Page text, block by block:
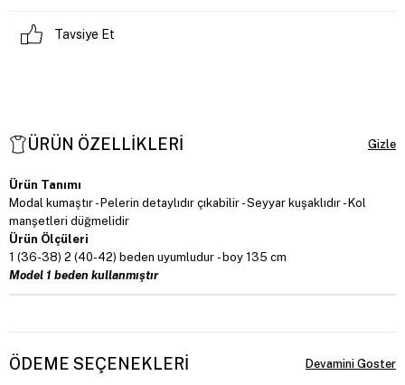
Tavsiye Et
ÜRÜN ÖZELLIKLERI
Ürün Tanımı
Modal kumaştır - Pelerin detaylıdır çıkabilir - Seyyar kuşaklıdır - Kol
manşetleri düğmelidir
Ürün Ölçüleri
1 (36-38) 2 (40-42) beden uyumludur - boy 135 cm
Model 1 beden kullanmıştır
ÖDEME SEÇENEKLERI